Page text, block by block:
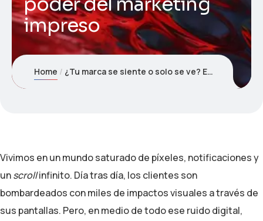
impreso
Home ¿Tu marca se siente o solo se ve? El verdadero poder del marketing impreso
Vivimos en un mundo saturado de píxeles, notificaciones y
unscrollinfinito. Día tras día, los clientes son
bombardeados con miles de impactos visuales a través de
sus pantallas. Pero, en medio de todo ese ruido digital,